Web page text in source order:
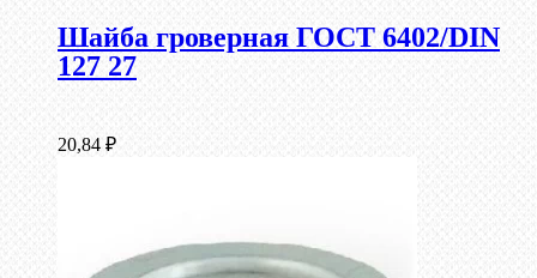
Шайба гроверная ГОСТ 6402/DIN
127 27
20,84 ₽